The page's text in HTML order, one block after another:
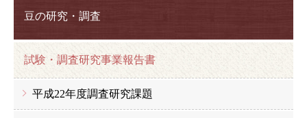
豆の研究・調査
試験・調査研究事業報告書
平成22年度調査研究課題